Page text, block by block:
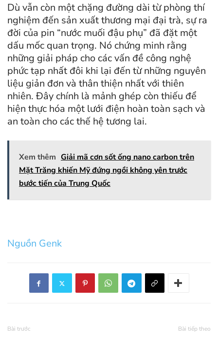
Dù vẫn còn một chặng đường dài từ phòng thí
nghiệm đến sản xuất thương mại đại trà, sự ra
đời của pin “nước muối đậu phụ” đã đặt một
dấu mốc quan trọng. Nó chứng minh rằng
những giải pháp cho các vấn đề công nghệ
phức tạp nhất đôi khi lại đến từ những nguyên
liệu giản đơn và thân thiện nhất với thiên
nhiên. Đây chính là mảnh ghép còn thiếu để
hiện thực hóa một lưới điện hoàn toàn sạch và
an toàn cho các thế hệ tương lai.
Xem thêm Giải mã cơn sốt ống nano carbon trên
Mặt Trăng khiến Mỹ đứng ngồi không yên trước
bước tiến của Trung Quốc
Nguồn Genk
Bài trước Bài tiếp theo